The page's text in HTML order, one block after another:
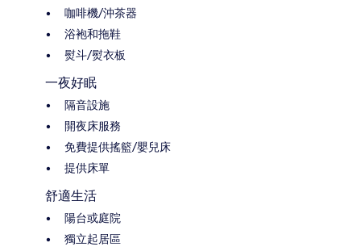
咖啡機/沖茶器
浴袍和拖鞋
熨斗/熨衣板
一夜好眠
隔音設施
開夜床服務
免費提供搖籃/嬰兒床
提供床單
舒適生活
陽台或庭院
獨立起居區